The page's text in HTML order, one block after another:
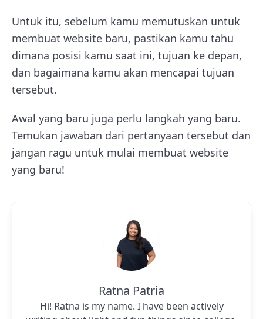
Untuk itu, sebelum kamu memutuskan untuk
membuat website baru, pastikan kamu tahu
dimana posisi kamu saat ini, tujuan ke depan,
dan bagaimana kamu akan mencapai tujuan
tersebut.
Awal yang baru juga perlu langkah yang baru.
Temukan jawaban dari pertanyaan tersebut dan
jangan ragu untuk mulai membuat website
yang baru!
Ratna Patria
Hi! Ratna is my name. I have been actively